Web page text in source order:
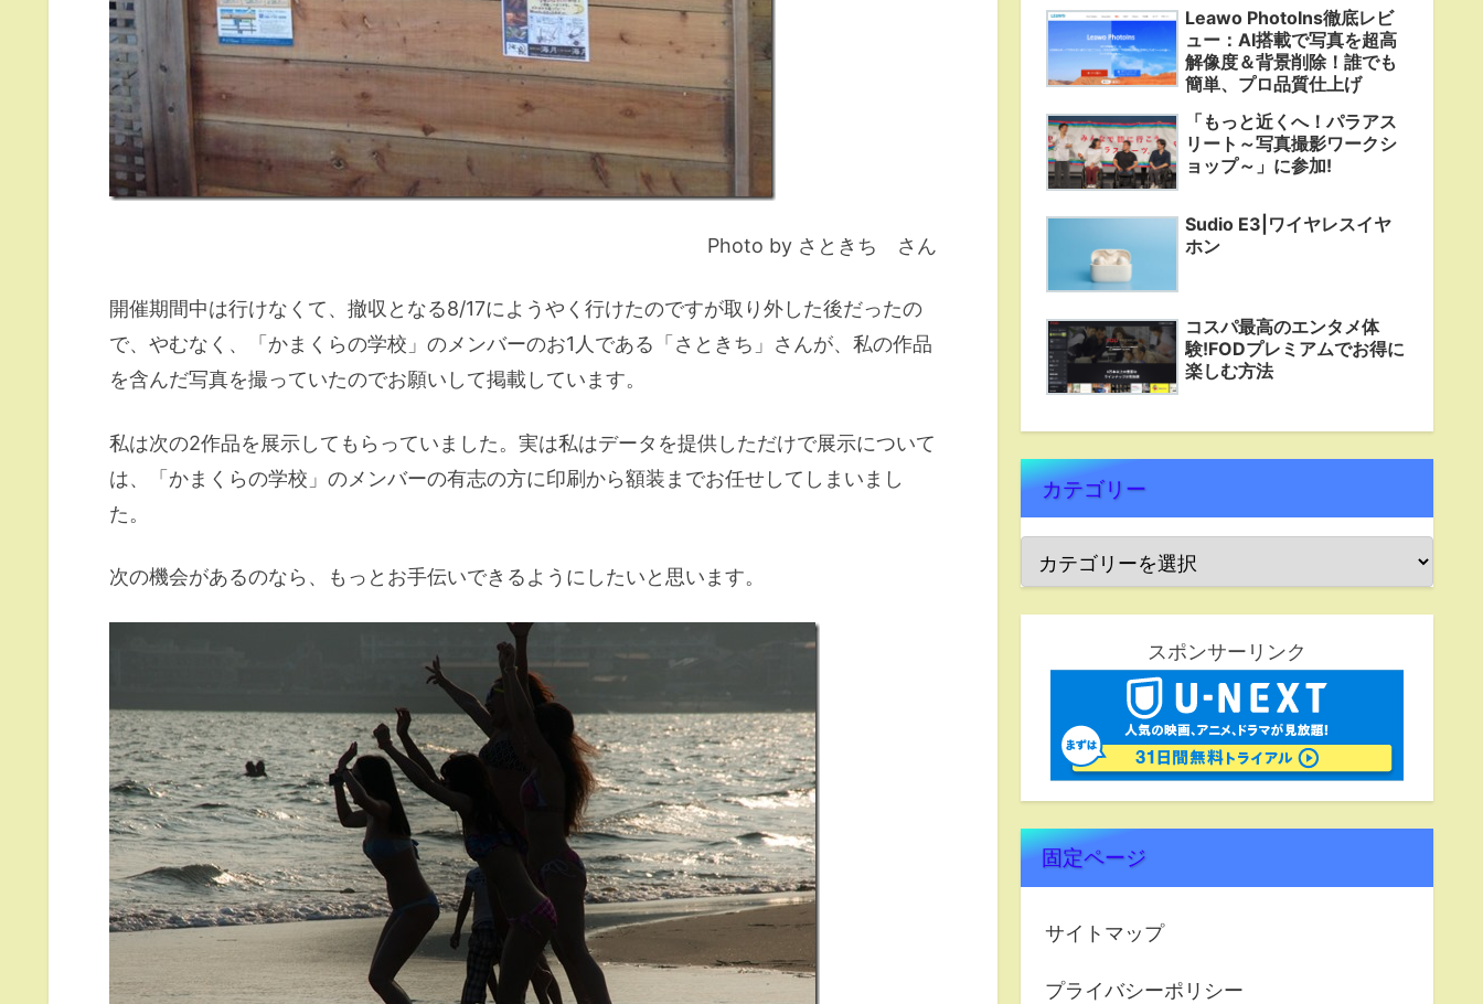
Photo by さときち さん
開催期間中は行けなくて、撤収となる8/17にようやく行けたのですが取り外した後だったの
で、やむなく、「かまくらの学校」のメンバーのお1人である「さときち」さんが、私の作品
を含んだ写真を撮っていたのでお願いして掲載しています。
私は次の2作品を展示してもらっていました。実は私はデータを提供しただけで展示について
は、「かまくらの学校」のメンバーの有志の方に印刷から額装までお任せしてしまいまし
た。
次の機会があるのなら、もっとお手伝いできるようにしたいと思います。
Leawo PhotoIns徹底レビ
ュー：AI搭載で写真を超高
解像度＆背景削除！誰でも
簡単、プロ品質仕上げ
「もっと近くへ！パラアス
リート～写真撮影ワークシ
ョップ～」に参加!
Sudio E3|ワイヤレスイヤ
ホン
コスパ最高のエンタメ体
験!FODプレミアムでお得に
楽しむ方法
カテゴリー
スポンサーリンク
固定ページ
サイトマップ
プライバシーポリシー